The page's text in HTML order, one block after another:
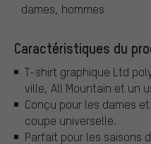
dames, hommes
Caractéristiques du
T-shirt graphique Ltd
ville, All Mountain et un
Conçu pour les dames
coupe universelle.
Parfait pour les saisons